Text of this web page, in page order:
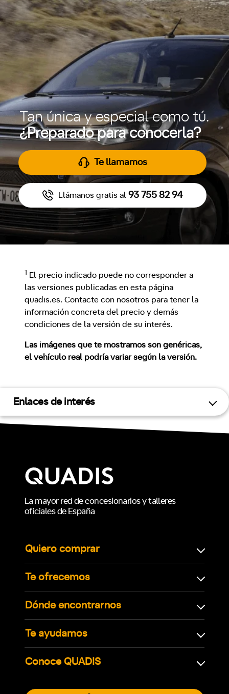
Tan única y especial como tú.
¿Preparado para conocerla?
Te llamamos
Llámanos gratis al 93 755 82 94
1
El precio indicado puede no corresponder a
las versiones publicadas en esta página
quadis.es. Contacte con nosotros para tener la
información concreta del precio y demás
condiciones de la versión de su interés.
Las imágenes que te mostramos son genéricas,
el vehículo real podría variar según la versión.
Enlaces de interés
La mayor red de concesionarios y talleres
oficiales de España
Quiero comprar
Te ofrecemos
Dónde encontrarnos
Te ayudamos
Conoce QUADIS